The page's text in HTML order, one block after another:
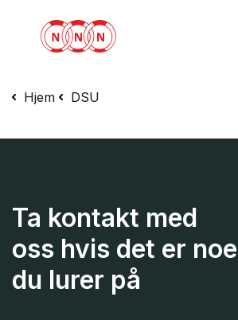
Hjem DSU
Ta kontakt med
oss hvis det er noe
du lurer på